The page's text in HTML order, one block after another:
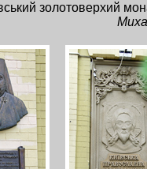
золотоверхий